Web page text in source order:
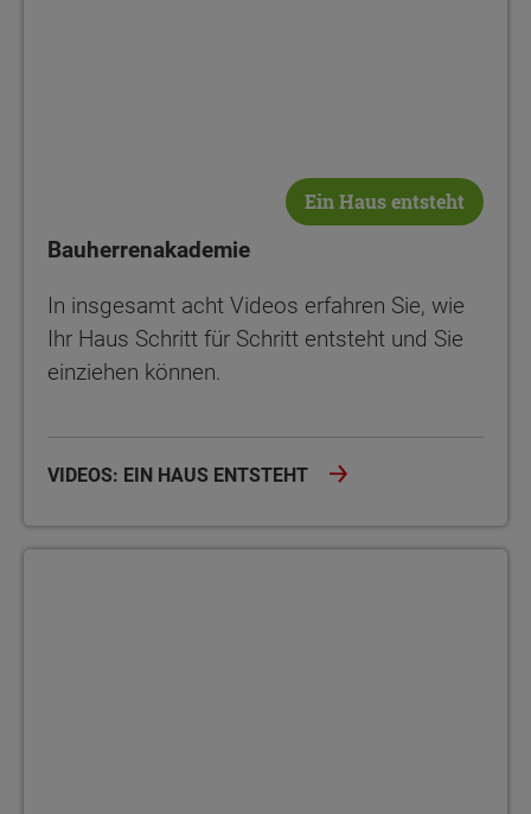
Ein Haus entsteht
Bauherrenakademie
In insgesamt acht Videos erfahren Sie, wie
Ihr Haus Schritt für Schritt entsteht und Sie
einziehen können.
VIDEOS: EIN HAUS ENTSTEHT